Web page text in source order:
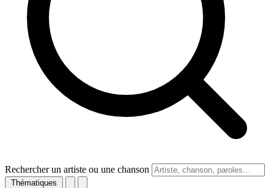
Rechercher un artiste ou une chanson
Thématiques